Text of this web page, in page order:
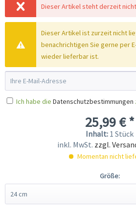
Dieser Artikel steht derzeit
Dieser Artikel ist zurzeit nicht
benachrichtigen Sie gerne per
wieder lieferbar ist.
Ich habe die Datenschutzbestimmungen
25,99 € *
Inhalt: 1 Stück
inkl. MwSt. zzgl.
Momentan nicht
Größe: